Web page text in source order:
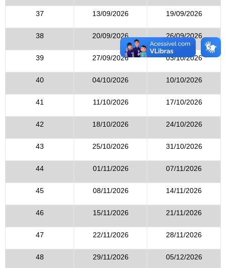
37 13/09/2026 19/09/2026
38 20/09/2026 26/09/2026
39 27/09/2026 03/10/2026
40 04/10/2026 10/10/2026
41 11/10/2026 17/10/2026
42 18/10/2026 24/10/2026
43 25/10/2026 31/10/2026
44 01/11/2026 07/11/2026
45 08/11/2026 14/11/2026
46 15/11/2026 21/11/2026
47 22/11/2026 28/11/2026
48 29/11/2026 05/12/2026